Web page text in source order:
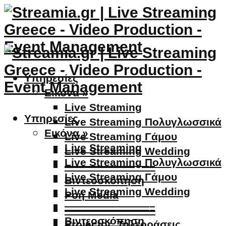
Υπηρεσίες
Εικόνα »
Live Streaming
Live Streaming Πολυγλωσσικά
Live Streaming Γάμου
Live Streaming Wedding
————————–
Βιντεοσκόπηση
Ροή Media
————————–
Υπηρεσίες
Εικόνα »
Live Streaming
Live Streaming Πολυγλωσσικά
Live Streaming Γάμου
Live Streaming Wedding
————————–
Βιντεοσκόπηση